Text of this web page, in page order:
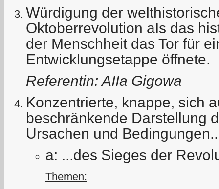
Würdigung der
Oktoberrevolution aIs das
der Menschheit das Tor für
Entwicklungsetappe öffnete.
Referentin: AIIa Gigowa
Konzentrierte, knappe, sich
beschränkende Darstellung
Ursachen und
a: ...des Sieges der
Themen: